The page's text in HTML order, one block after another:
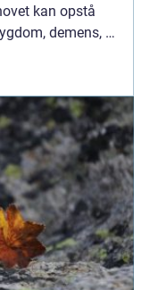
kan opstå
demens, i